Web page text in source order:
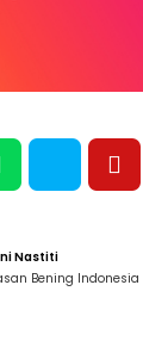
Nastiti
Bening Indonesia